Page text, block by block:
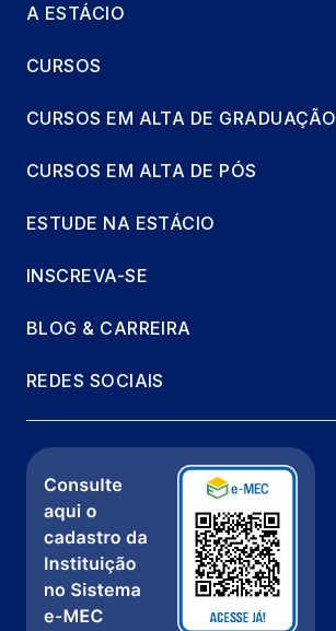
A ESTÁCIO
CURSOS
CURSOS EM ALTA DE GRADUAÇÃO
CURSOS EM ALTA DE PÓS
ESTUDE NA ESTÁCIO
INSCREVA-SE
BLOG & CARREIRA
REDES SOCIAIS